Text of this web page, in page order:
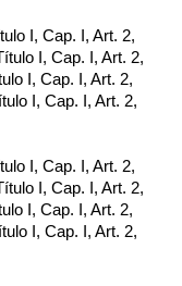
I, Cap. I, Art. 2,
I, Cap. I, Art. 2,
I, Cap. I, Art. 2,
I, Cap. I, Art. 2,
I, Cap. I, Art. 2,
I, Cap. I, Art. 2,
I, Cap. I, Art. 2,
I, Cap. I, Art. 2,